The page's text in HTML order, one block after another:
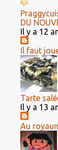
DU
Il y a 12
Il faut
Tarte
Il y a 13
Au